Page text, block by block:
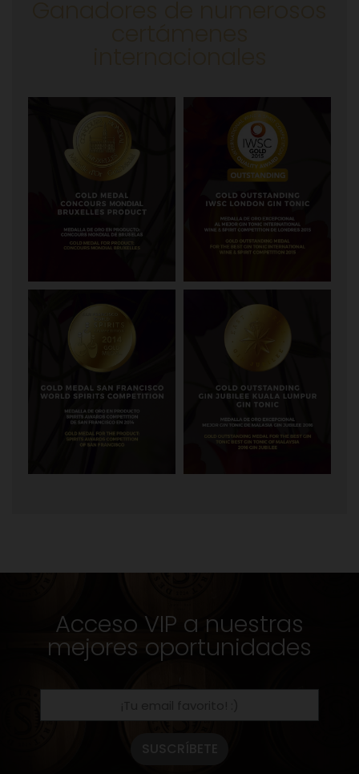
Acceso VIP a nuestras
mejores oportunidades